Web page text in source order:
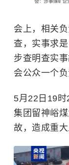
会上，相关
查，实事求
步查明查实
会公众一个负
5月22日19时
集团留神峪
故，造成重大